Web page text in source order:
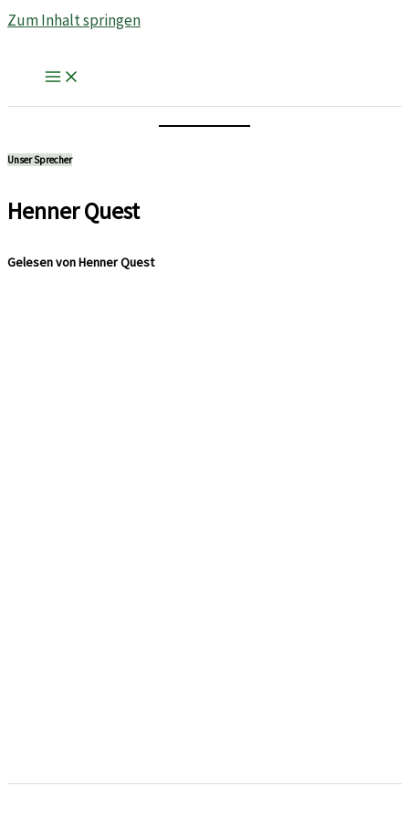
Zum Inhalt springen
Unser Sprecher
Henner Quest
Gelesen von Henner Quest